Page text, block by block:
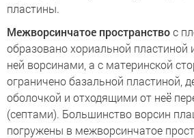
пластины.
Межворсинчатое пространствос
образовано хориальной
ней ворсинами, а с материнской
ограничено базальной пластиной,
оболочкой и отходящими от неё
(септами). Большинство ворсин
погружены в межворсинчатое